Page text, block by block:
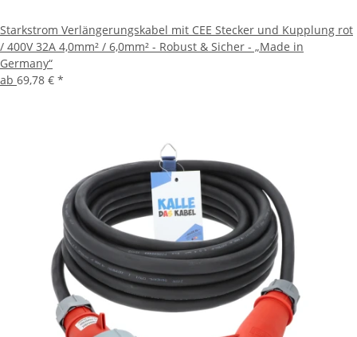
Starkstrom Verlängerungskabel mit CEE Stecker und Kupplung rot
/ 400V 32A 4,0mm² / 6,0mm² - Robust & Sicher - „Made in
Germany“
ab 69,78 € *